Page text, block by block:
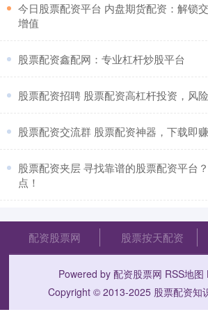
今日股票配资平台 内盘期货配资：解锁
增值
​股票配资鑫配网：专业杠杆炒股平台
股票配资招聘 股票配资高杠杆投资，风
股票配资交流群 股票配资神器，下载即赚
股票配资夹层 寻找靠谱的股票配资平台
点！
配资股票网 股票按天配资
Powered by 配资股票网 RSS地图
Copyright © 2013-2025 股票配资知